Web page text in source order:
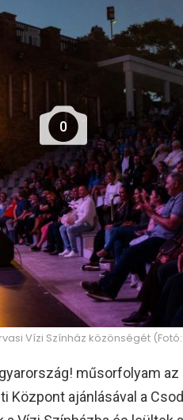
0
Vízi Színház közönségét
műsorfolyam
Központ ajánlásával a